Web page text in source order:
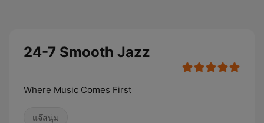
24-7 Smooth Jazz
Where Music Comes First
แจ๊สนุ่ม